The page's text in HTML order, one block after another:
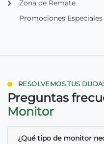
Zona de Remate
Promociones Especiales
RESOLVEMOS TUS
Preguntas
Monitor
¿Qué tipo de monitor